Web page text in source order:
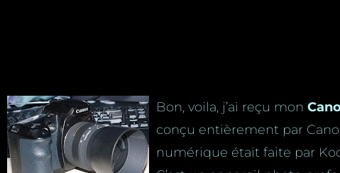
Bon, voila, j’ai reçu mon
conçu entièrement par
numérique était faite par